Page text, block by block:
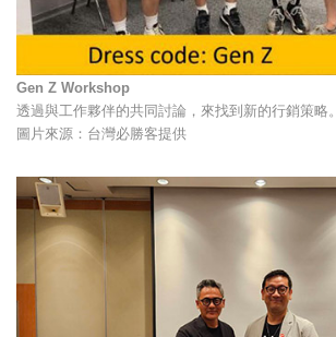
Gen Z Workshop
透過與工作夥伴的共同討論，來找到新的行銷策略。
圖片來源：台灣必勝客提供